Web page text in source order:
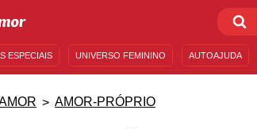
ESPECIAIS UNIVERSO FEMININO AUTOAJUDA
AMOR-PRÓPRIO